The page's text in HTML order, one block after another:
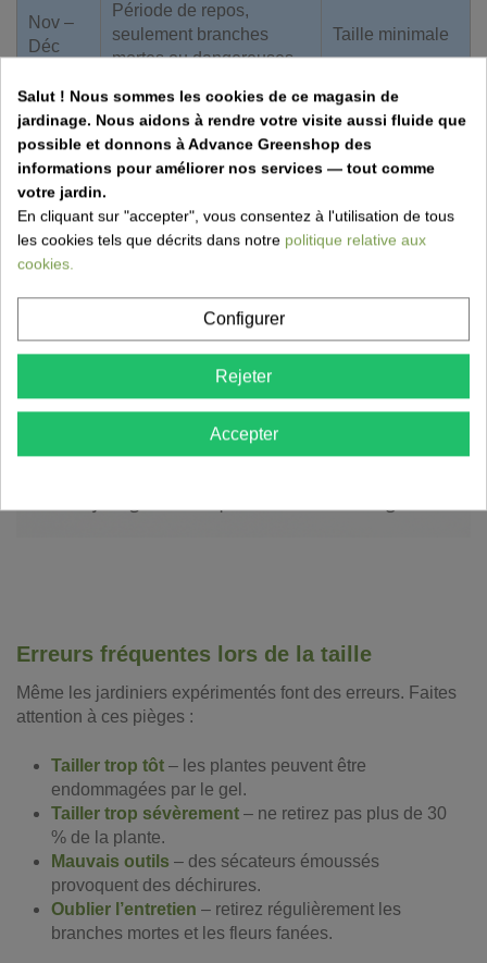
Nov –
Déc
Période de repos,
seulement branches
mortes ou dangereuses
Taille minimale
Erreurs fréquentes lors de la taille
Même les jardiniers expérimentés font des erreurs. Faites
attention à ces pièges :
Tailler trop tôt – les plantes peuvent être
endommagées par le gel.
Tailler trop sévèrement – ne retirez pas plus de 30
% de la plante.
Mauvais outils – des sécateurs émoussés
provoquent des déchirures.
Oublier l’entretien – retirez régulièrement les
branches mortes et les fleurs fanées.
Salut ! Nous sommes les cookies de ce magasin de
jardinage. Nous aidons à rendre votre visite aussi fluide que
possible et donnons à Advance Greenshop des
informations pour améliorer nos services — tout comme
votre jardin.
En cliquant sur "accepter", vous consentez à l'utilisation de tous
les cookies tels que décrits dans notre politique relative aux
cookies.
Configurer
Rejeter
Accepter